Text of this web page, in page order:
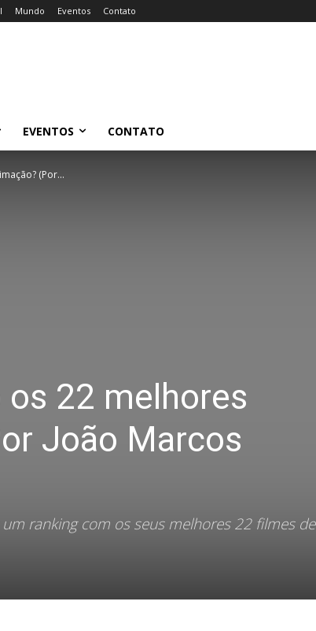
Mundo Eventos Contato
EVENTOS CONTATO
(Por...
os 22 melhores
João Marcos
ranking com os seus melhores 22 filmes de